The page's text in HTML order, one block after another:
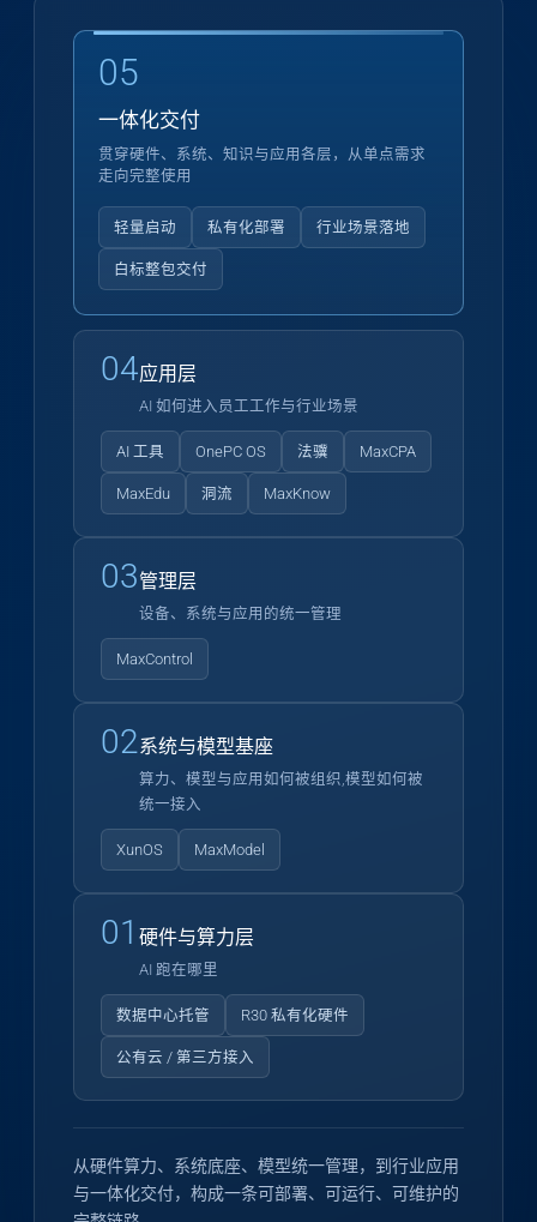
04应用层
AI 如何进入员工工作与行业场景
AI 工具 OnePC OS 法骥 MaxCPA
MaxEdu 洞流 MaxKnow
03管理层
设备、系统与应用的统一管理
MaxControl
02系统与模型基座
算力、模型与应用如何被组织,模型如何被
统一接入
XunOS MaxModel
01 硬件与算力层
AI 跑在哪里
数据中心托管 R30 私有化硬件
公有云 / 第三方接入
05
一体化交付
贯穿硬件、系统、知识与应用各层，从单点需求
走向完整使用
轻量启动 私有化部署 行业场景落地
白标整包交付
从硬件算力、系统底座、模型统一管理，到行业应用
与一体化交付，构成一条可部署、可运行、可维护的